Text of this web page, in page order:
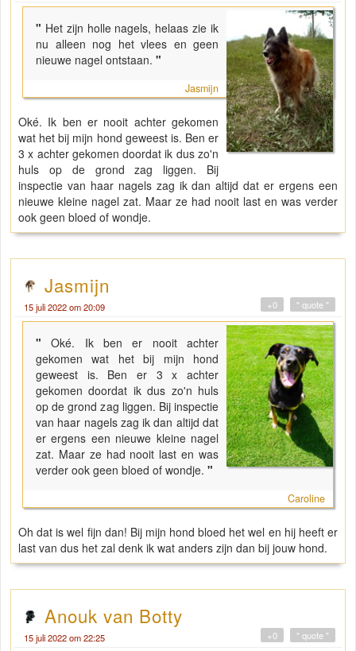
" Het zijn holle nagels, helaas zie ik
nu alleen nog het vlees en geen
nieuwe nagel ontstaan. "
Jasmijn
Oké. Ik ben er nooit achter gekomen
wat het bij mijn hond geweest is. Ben er
3 x achter gekomen doordat ik dus zo'n
huls op de grond zag liggen. Bij
inspectie van haar nagels zag ik dan altijd dat er ergens een
nieuwe kleine nagel zat. Maar ze had nooit last en was verder
ook geen bloed of wondje.
Jasmijn
15 juli 2022 om 20:09 " quote "
+0
"Oké. Ik ben er nooit achter
gekomen wat het bij mijn hond
geweest is. Ben er 3 x achter
gekomen doordat ik dus zo'n huls
op de grond zag liggen. Bij inspectie
van haar nagels zag ik dan altijd dat
er ergens een nieuwe kleine nagel
zat. Maar ze had nooit last en was
verder ook geen bloed of wondje. "
Caroline
Oh dat is wel fijn dan! Bij mijn hond bloed het wel en hij heeft er
last van dus het zal denk ik wat anders zijn dan bij jouw hond.
Anouk van Botty
15 juli 2022 om 22:25 " quote "
+0